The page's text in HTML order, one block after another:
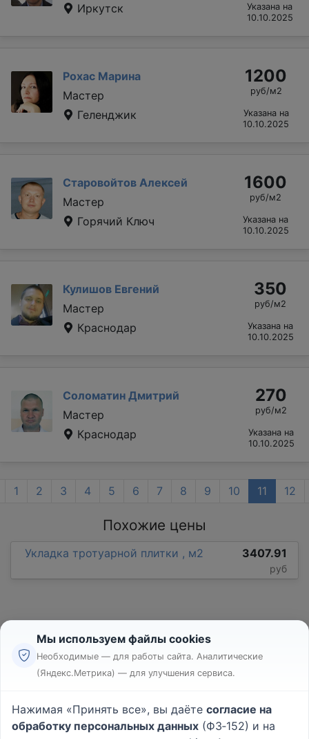
Иркутск
Указана на
10.10.2025
Рохас Марина
Мастер
Геленджик
1200
руб/м2
Указана на
10.10.2025
Старовойтов Алексей
Мастер
Горячий Ключ
1600
руб/м2
Указана на
10.10.2025
Кулишов Евгений
Мастер
Краснодар
350
руб/м2
Указана на
10.10.2025
Соломатин Дмитрий
Мастер
Краснодар
270
руб/м2
Указана на
10.10.2025
1 2 3 4 5 6 7 8 9 10 11 12
Похожие цены
Укладка тротуарной плитки , м2 3407.91
руб
Реклама
Пользовательское соглашение
Политика конфиденциальности
Мы используем файлы cookies
Необходимые — для работы сайта. Аналитические
(Яндекс.Метрика) — для улучшения сервиса.
Нажимая «Принять все», вы даёте согласие на
обработку персональных данных (ФЗ‑152) и на